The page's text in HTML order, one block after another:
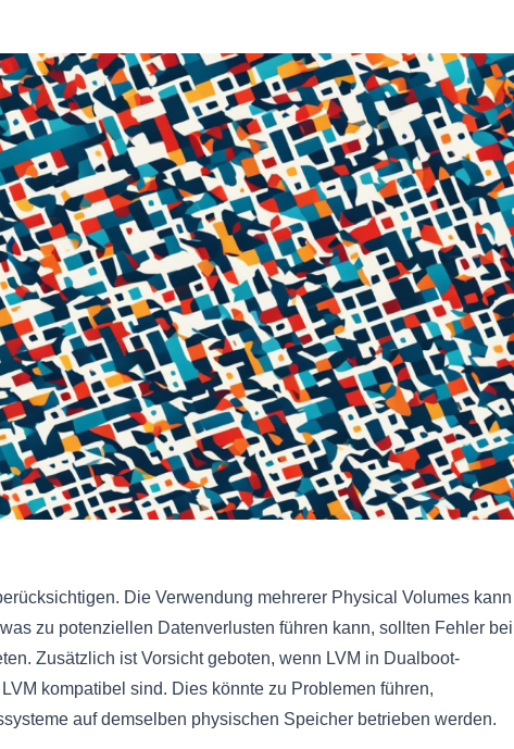
Die Verwendung mehrerer Physical Volumes kann
zu potenziellen Datenverlusten führen kann, sollten Fehler bei
Zusätzlich ist Vorsicht geboten, wenn LVM in Dualboot-
kompatibel sind. Dies könnte zu Problemen führen,
auf demselben physischen Speicher betrieben werden.